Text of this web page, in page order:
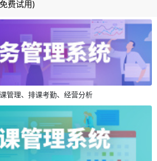
费试用)
管理、排课考勤、经营分析